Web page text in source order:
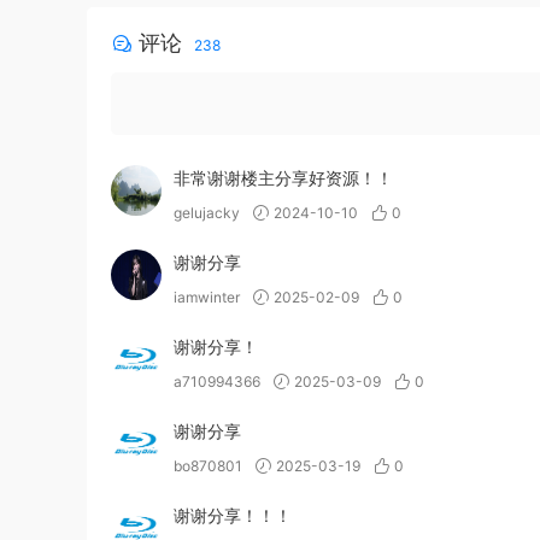
评论 238
非常谢谢楼主分享好资源！！
gelujacky 2024-10-10 0
谢谢分享
iamwinter 2025-02-09 0
谢谢分享！
a710994366 2025-03-09 0
谢谢分享
bo870801 2025-03-19 0
谢谢分享！！！